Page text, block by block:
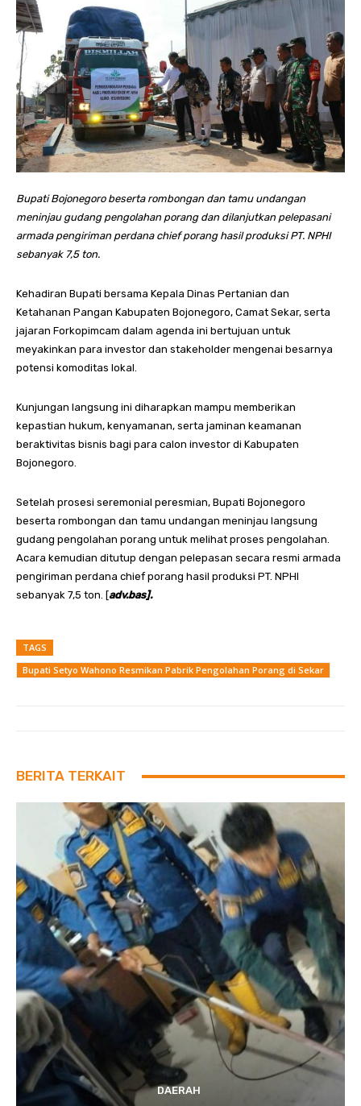
Bupati Bojonegoro beserta rombongan dan tamu undangan
meninjau gudang pengolahan porang dan dilanjutkan pelepasani
armada pengiriman perdana chief porang hasil produksi PT. NPHI
sebanyak 7,5 ton.
Kehadiran Bupati bersama Kepala Dinas Pertanian dan
Ketahanan Pangan Kabupaten Bojonegoro, Camat Sekar, serta
jajaran Forkopimcam dalam agenda ini bertujuan untuk
meyakinkan para investor dan stakeholder mengenai besarnya
potensi komoditas lokal.
Kunjungan langsung ini diharapkan mampu memberikan
kepastian hukum, kenyamanan, serta jaminan keamanan
beraktivitas bisnis bagi para calon investor di Kabupaten
Bojonegoro.
Setelah prosesi seremonial peresmian, Bupati Bojonegoro
beserta rombongan dan tamu undangan meninjau langsung
gudang pengolahan porang untuk melihat proses pengolahan.
Acara kemudian ditutup dengan pelepasan secara resmi armada
pengiriman perdana chief porang hasil produksi PT. NPHI
sebanyak 7,5 ton. [adv.bas].
TAGS
Bupati Setyo Wahono Resmikan Pabrik Pengolahan Porang di Sekar
BERITA TERKAIT
DAERAH